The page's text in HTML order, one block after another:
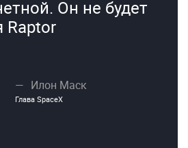
Он не будет
Raptor
Илон Маск
Глава SpaceX